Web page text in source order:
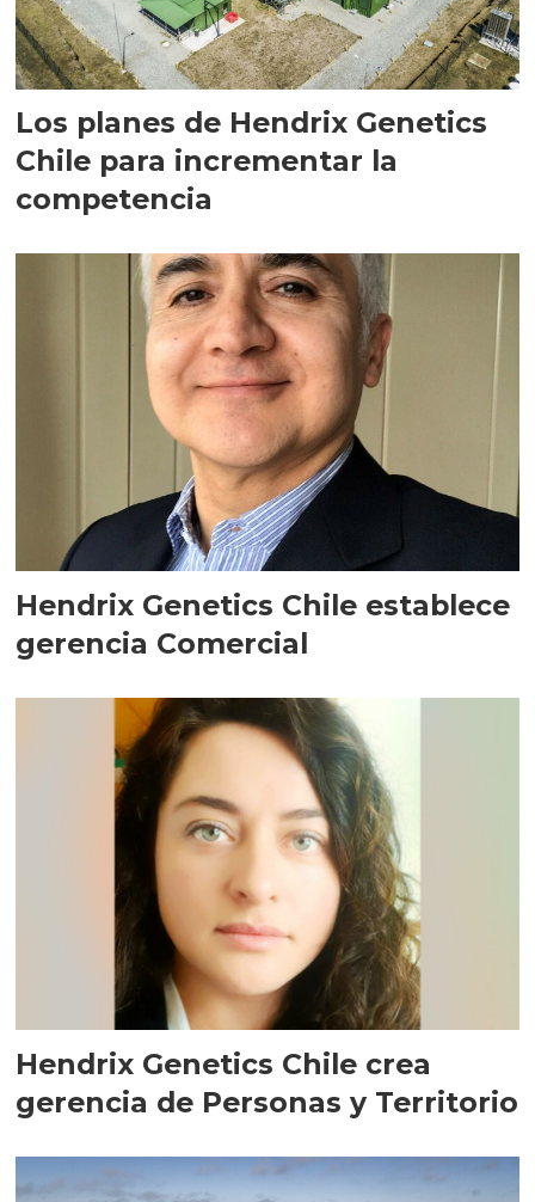
Los planes de Hendrix Genetics
Chile para incrementar la
competencia
Hendrix Genetics Chile establece
gerencia Comercial
Hendrix Genetics Chile crea
gerencia de Personas y Territorio